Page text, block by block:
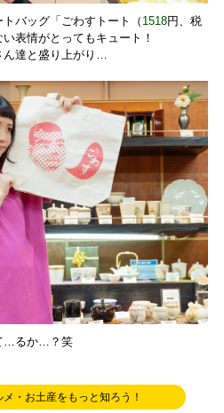
バッグ「ごわすトート（ 1518円、税
表情がとってもキュート！
達と盛り上がり…
…るか…？笑
・お土産をもっと知ろう！